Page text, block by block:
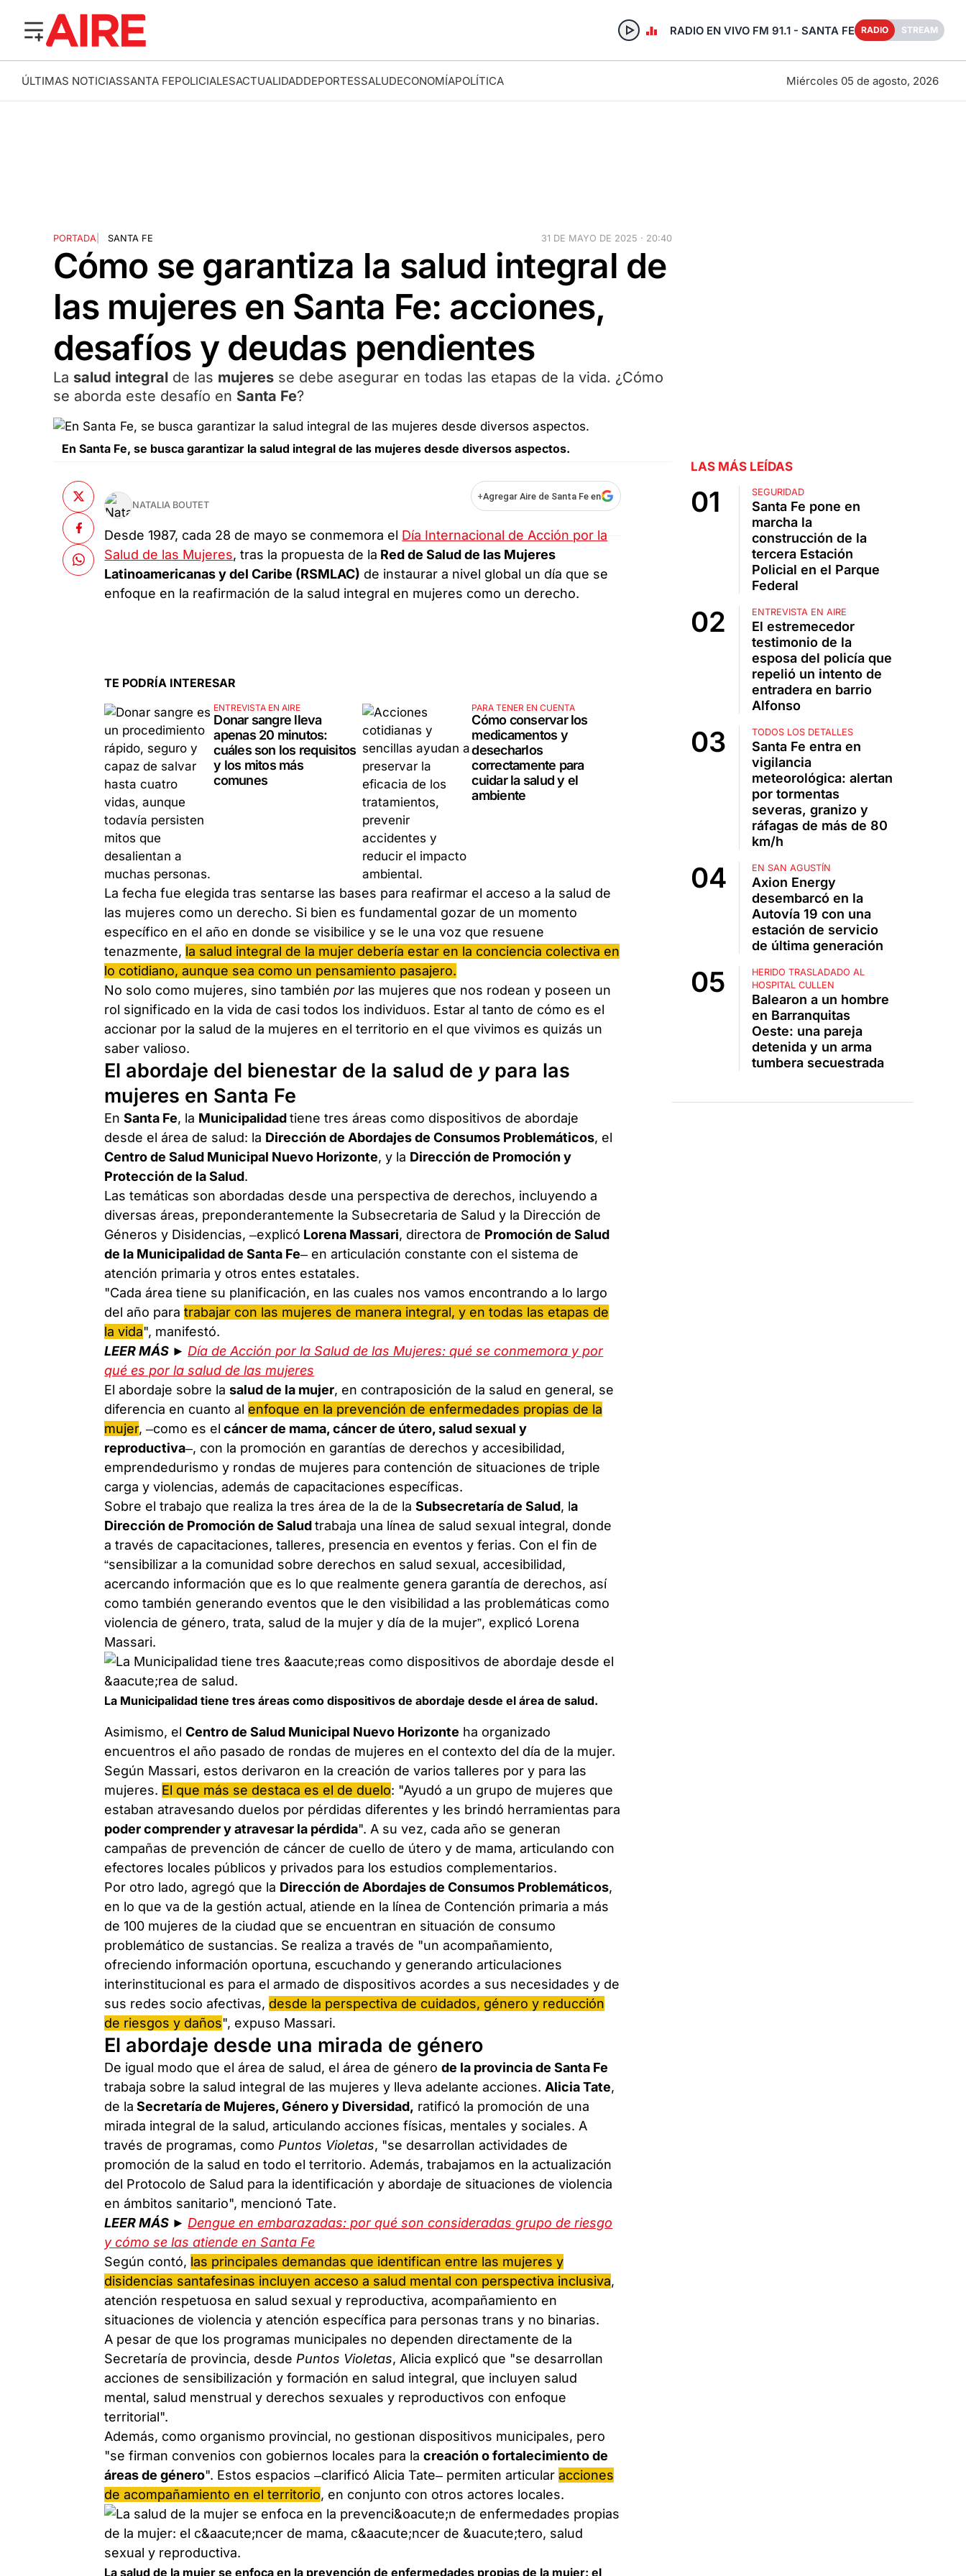
RADIO EN VIVO FM 91.1 - SANTA FE RADIO STREAM
ÚLTIMAS NOTICIASSANTA FEPOLICIALESACTUALIDADDEPORTESSALUDECONOMÍAPOLÍTICA Miércoles 05 de agosto, 2026
PORTADA| SANTA FE 31 DE MAYO DE 2025 · 20:40
Cómo se garantiza la salud integral de
las mujeres en Santa Fe: acciones,
desafíos y deudas pendientes
La salud integralde las mujeresse debe asegurar en todas las etapas de la vida. ¿Cómo
se aborda este desafío en Santa Fe?
En Santa Fe, se busca garantizar la salud integral de las mujeres desde diversos aspectos.
NATALIA BOUTET
+Agregar Aire de Santa Fe en
Desde 1987, cada 28 de mayo se conmemora el Día Internacional de Acción por la
Salud de las Mujeres, tras la propuesta de la Red de Salud de las Mujeres
Latinoamericanas y del Caribe (RSMLAC) de instaurar a nivel global un día que se
enfoque en la reafirmación de la salud integral en mujeres como un derecho.
TE PODRÍA INTERESAR
ENTREVISTA EN AIRE
Donar sangre lleva
apenas 20 minutos:
cuáles son los requisitos
y los mitos más
comunes
PARA TENER EN CUENTA
Cómo conservar los
medicamentos y
desecharlos
correctamente para
cuidar la salud y el
ambiente
La fecha fue elegida tras sentarse las bases para reafirmar el acceso a la salud de
las mujeres como un derecho. Si bien es fundamental gozar de un momento
específico en el año en donde se visibilice y se le una voz que resuene
tenazmente, la salud integral de la mujer debería estar en la conciencia colectiva en
lo cotidiano, aunque sea como un pensamiento pasajero.
No solo como mujeres, sino también porlas mujeres que nos rodean y poseen un
rol significado en la vida de casi todos los individuos. Estar al tanto de cómo es el
accionar por la salud de la mujeres en el territorio en el que vivimos es quizás un
saber valioso.
El abordaje del bienestar de la salud de y para las
mujeres en Santa Fe
EnSanta Fe, la Municipalidadtiene tres áreas como dispositivos de abordaje
desde el área de salud: la Dirección de Abordajes de Consumos Problemáticos, el
Centro de Salud Municipal Nuevo Horizonte, y la Dirección de Promoción y
Protección de la Salud.
Las temáticas son abordadas desde una perspectiva de derechos, incluyendo a
diversas áreas, preponderantemente la Subsecretaria de Salud y la Dirección de
Géneros y Disidencias, –explicó Lorena Massari, directora de Promoción de Salud
de la Municipalidad de Santa Fe– en articulación constante con el sistema de
atención primaria y otros entes estatales.
"Cada área tiene su planificación, en las cuales nos vamos encontrando a lo largo
del año paratrabajar con las mujeres de manera integral, y en todas las etapas de
la vida", manifestó.
LEER MÁS ► Día de Acción por la Salud de las Mujeres: qué se conmemora y por
qué es por la salud de las mujeres
El abordaje sobre lasalud de la mujer, en contraposición de la salud en general, se
diferencia en cuanto al enfoque en la prevención de enfermedades propias de la
mujer, –como es el cáncer de mama, cáncer de útero, salud sexual y
reproductiva–, con la promoción en garantías de derechos y accesibilidad,
emprendedurismo y rondas de mujeres para contención de situaciones de triple
carga y violencias, además de capacitaciones específicas.
Sobre el trabajo que realiza la tres área de la de laSubsecretaría de Salud, la
Dirección de Promoción de Saludtrabaja una línea de salud sexual integral, donde
a través de capacitaciones, talleres, presencia en eventos y ferias. Con el fin de
“sensibilizar a la comunidad sobre derechos en salud sexual, accesibilidad,
acercando información que es lo que realmente genera garantía de derechos, así
como también generando eventos que le den visibilidad a las problemáticas como
violencia de género, trata, salud de la mujer y día de la mujer”, explicó Lorena
Massari.
La Municipalidad tiene tres áreas como dispositivos de abordaje desde el área de salud.
Asimismo, elCentro de Salud Municipal Nuevo Horizonte ha organizado
encuentros el año pasado de rondas de mujeres en el contexto del día de la mujer.
Según Massari, estos derivaron en la creación de varios talleres por y para las
mujeres. El que más se destaca es el de duelo: "Ayudó a un grupo de mujeres que
estaban atravesando duelos por pérdidas diferentes y les brindó herramientas para
poder comprender y atravesar la pérdida". A su vez, cada año se generan
campañas de prevención de cáncer de cuello de útero y de mama, articulando con
efectores locales públicos y privados para los estudios complementarios.
Por otro lado, agregó que la Dirección de Abordajes de Consumos Problemáticos,
en lo que va de la gestión actual, atiende en la línea de Contención primaria a más
de 100 mujeres de la ciudad que se encuentran en situación de consumo
problemático de sustancias. Se realiza a través de "un acompañamiento,
ofreciendo información oportuna, escuchando y generando articulaciones
interinstitucional es para el armado de dispositivos acordes a sus necesidades y de
sus redes socio afectivas, desde la perspectiva de cuidados, género y reducción
de riesgos y daños", expuso Massari.
El abordaje desde una mirada de género
De igual modo que el área de salud, el área de génerode la provincia de Santa Fe
trabaja sobre la salud integral de las mujeres y lleva adelante acciones. Alicia Tate,
de la Secretaría de Mujeres, Género y Diversidad, ratificó la promoción de una
mirada integral de la salud, articulando acciones físicas, mentales y sociales. A
través de programas, como Puntos Violetas, "se desarrollan actividades de
promoción de la salud en todo el territorio. Además, trabajamos en la actualización
del Protocolo de Salud para la identificación y abordaje de situaciones de violencia
en ámbitos sanitario", mencionó Tate.
LEER MÁS ► Dengue en embarazadas: por qué son consideradas grupo de riesgo
y cómo se las atiende en Santa Fe
Según contó, las principales demandas que identifican entre las mujeres y
disidencias santafesinas incluyen acceso a salud mental con perspectiva inclusiva,
atención respetuosa en salud sexual y reproductiva, acompañamiento en
situaciones de violencia y atención específica para personas trans y no binarias.
A pesar de que los programas municipales no dependen directamente de la
Secretaría de provincia, desde Puntos Violetas, Alicia explicó que "se desarrollan
acciones de sensibilización y formación en salud integral, que incluyen salud
mental, salud menstrual y derechos sexuales y reproductivos con enfoque
territorial".
Además, como organismo provincial, no gestionan dispositivos municipales, pero
"se firman convenios con gobiernos locales para lacreación o fortalecimiento de
áreas de género". Estos espacios –clarificó Alicia Tate– permiten articularacciones
de acompañamiento en el territorio, en conjunto con otros actores locales.
La salud de la mujer se enfoca en la prevención de enfermedades propias de la mujer: el
LAS MÁS LEÍDAS
SEGURIDAD
Santa Fe pone en
marcha la
construcción de la
tercera Estación
Policial en el Parque
Federal
ENTREVISTA EN AIRE
El estremecedor
testimonio de la
esposa del policía que
repelió un intento de
entradera en barrio
Alfonso
TODOS LOS DETALLES
Santa Fe entra en
vigilancia
meteorológica: alertan
por tormentas
severas, granizo y
ráfagas de más de 80
km/h
EN SAN AGUSTÍN
Axion Energy
desembarcó en la
Autovía 19 con una
estación de servicio
de última generación
HERIDO TRASLADADO AL
HOSPITAL CULLEN
Balearon a un hombre
en Barranquitas
Oeste: una pareja
detenida y un arma
tumbera secuestrada